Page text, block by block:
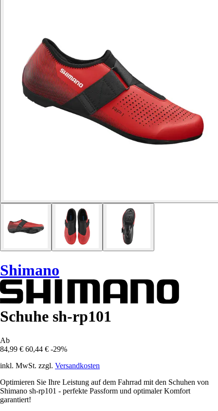
Shimano
Schuhe sh-rp101
Ab
84,99 € 60,44 € -29%
inkl. MwSt. zzgl. Versandkosten
Optimieren Sie Ihre Leistung auf dem Fahrrad mit den Schuhen von
Shimano sh-rp101 - perfekte Passform und optimaler Komfort
garantiert!